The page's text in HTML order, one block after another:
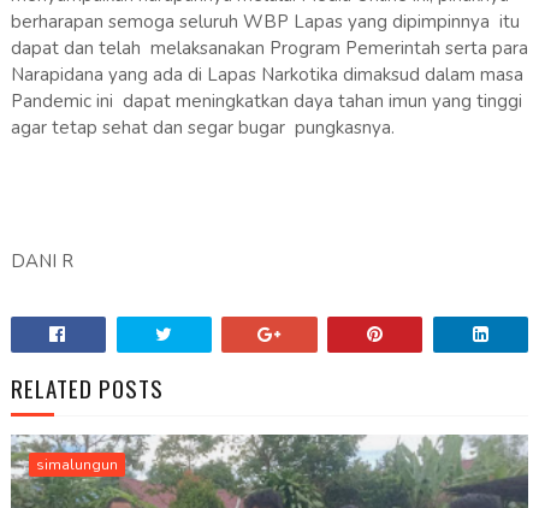
berharapan semoga seluruh WBP Lapas yang dipimpinnya itu
dapat dan telah melaksanakan Program Pemerintah serta para
Narapidana yang ada di Lapas Narkotika dimaksud dalam masa
Pandemic ini dapat meningkatkan daya tahan imun yang tinggi
agar tetap sehat dan segar bugar pungkasnya.
DANI R
RELATED POSTS
simalungun